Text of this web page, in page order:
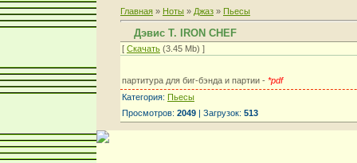
Главная » Ноты » Джаз » Пьесы
Дэвис Т. IRON CHEF
[ Скачать (3.45 Mb) ]
партитура для биг-бэнда и партии - *pdf
Категория: Пьесы
Просмотров: 2049 | Загрузок: 513